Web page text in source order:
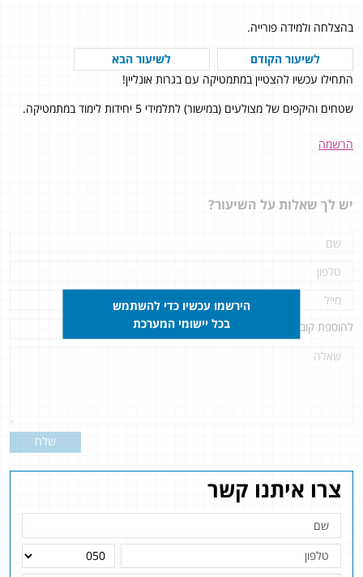
צרו איתנו קשר
בהצלחה ולמידה פורייה.
לשיעור הקודם
לשיעור הבא
התחילו עכשיו להצטיין במתמטיקה עם בגרות אונליין!
שטחים והיקפים של מצולעים (במישור) לתלמידי 5 יחידות לימוד במתמטיקה.
הרשמה
יש לך שאלות על השיעור?
להוספת קובץ
שלח
הירשמו עכשיו כדי להשתמש
בכל יישומי המערכת